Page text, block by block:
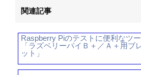
関連記事
Raspberry Piのテストに便利なツ
「ラズベリーパイＢ＋／Ａ＋用ブ
ット」